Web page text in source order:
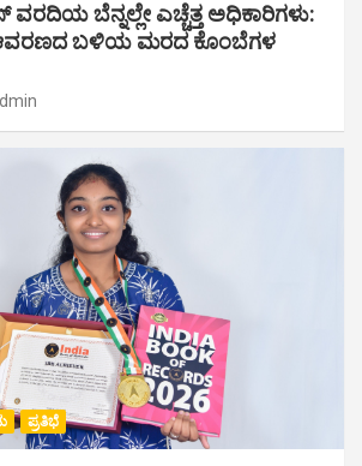
ವರದಿಯ ಬೆನ್ನಲ್ಲೇ ಎಚ್ಚೆತ್ತ ಅಧಿಕಾರಿಗಳು:
ಆವರಣದ ಬಳಿಯ ಮರದ ಕೊಂಬೆಗಳ
ಪ್ರತಿಭೆ